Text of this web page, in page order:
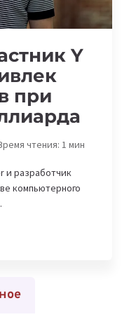
Y
при
чтения: 1мин
и разработчик
компьютерного